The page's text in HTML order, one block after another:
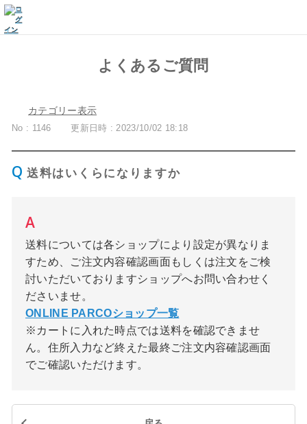
よくあるご質問
カテゴリー表示
No : 1146 更新日時 : 2023/10/02 18:18
送料はいくらになりますか
送料については各ショップにより設定が異なりま
すため、ご注文内容確認画面もしくは注文をご検
討いただいておりますショップへお問い合わせく
ださいませ。
ONLINE PARCOショップ一覧
※カートに入れた時点では送料を確認できませ
ん。住所入力など終えた最終ご注文内容確認画面
でご確認いただけます。